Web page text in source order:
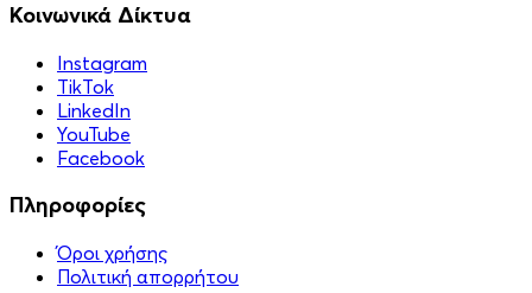
Κοινωνικά Δίκτυα
Instagram
TikTok
LinkedIn
YouTube
Facebook
Πληροφορίες
Όροι χρήσης
Πολιτική απορρήτου